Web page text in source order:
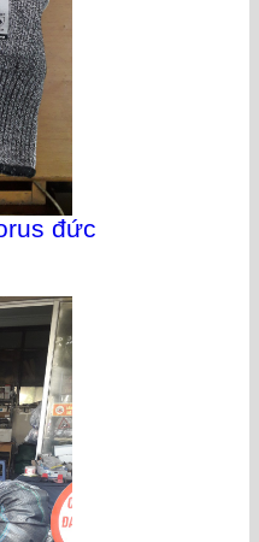
đức